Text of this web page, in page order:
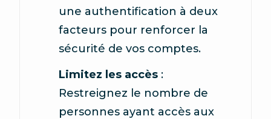
une authentification à deux
facteurs pour renforcer la
sécurité de vos comptes.
Limitez les accès :
Restreignez le nombre de
personnes ayant accès aux